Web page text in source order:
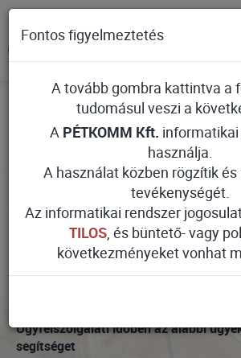
Ügyfélszolgálat
nyitvatartása
7:00-12:00
12:00-
Kedd:
7:30-11:00
12:00-
7:30-11:00
12:00-
Csütörtök:
7:30-11:00
12:00-
Péntek:
7:30-12:00 Zárva
Ügyfélszolgálati időben az alábbi
segítséget
Fontos figyelmeztetés
A tovább gombra kattintva a
tudomásul veszi a
A PÉTKOMM Kft.
használja.
A használat közben rögzítik és
tevékenységét.
Az informatikai rendszer
TILOS, és büntető- vagy
következményeket vonhat